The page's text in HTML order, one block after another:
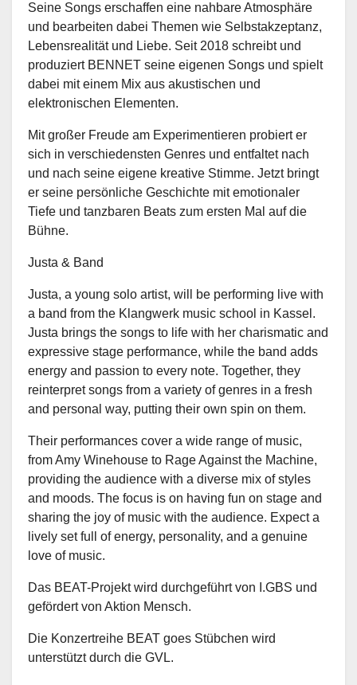
Seine Songs erschaffen eine nahbare Atmosphäre
und bearbeiten dabei Themen wie Selbstakzeptanz,
Lebensrealität und Liebe. Seit 2018 schreibt und
produziert BENNET seine eigenen Songs und spielt
dabei mit einem Mix aus akustischen und
elektronischen Elementen.
Mit großer Freude am Experimentieren probiert er
sich in verschiedensten Genres und entfaltet nach
und nach seine eigene kreative Stimme. Jetzt bringt
er seine persönliche Geschichte mit emotionaler
Tiefe und tanzbaren Beats zum ersten Mal auf die
Bühne.
Justa & Band
Justa, a young solo artist, will be performing live with
a band from the Klangwerk music school in Kassel.
Justa brings the songs to life with her charismatic and
expressive stage performance, while the band adds
energy and passion to every note. Together, they
reinterpret songs from a variety of genres in a fresh
and personal way, putting their own spin on them.
Their performances cover a wide range of music,
from Amy Winehouse to Rage Against the Machine,
providing the audience with a diverse mix of styles
and moods. The focus is on having fun on stage and
sharing the joy of music with the audience. Expect a
lively set full of energy, personality, and a genuine
love of music.
Das BEAT-Projekt wird durchgeführt von I.GBS und
gefördert von Aktion Mensch.
Die Konzertreihe BEAT goes Stübchen wird
unterstützt durch die GVL.